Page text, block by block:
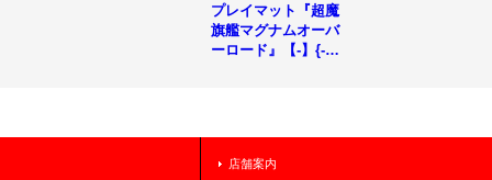
プレイマット『超魔
旗艦マグナムオーバ
ーロード』【-】{-}
店舗案内